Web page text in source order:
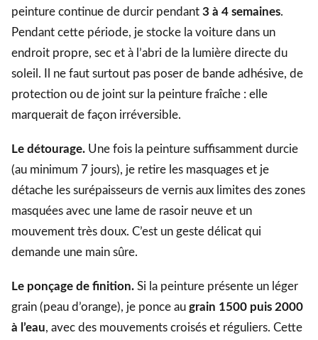
peinture continue de durcir pendant 3 à 4 semaines.
Pendant cette période, je stocke la voiture dans un
endroit propre, sec et à l’abri de la lumière directe du
soleil. Il ne faut surtout pas poser de bande adhésive, de
protection ou de joint sur la peinture fraîche : elle
marquerait de façon irréversible.
Le détourage. Une fois la peinture suffisamment durcie
(au minimum 7 jours), je retire les masquages et je
détache les surépaisseurs de vernis aux limites des zones
masquées avec une lame de rasoir neuve et un
mouvement très doux. C’est un geste délicat qui
demande une main sûre.
Le ponçage de finition. Si la peinture présente un léger
grain (peau d’orange), je ponce au grain 1500 puis 2000
à l’eau, avec des mouvements croisés et réguliers. Cette